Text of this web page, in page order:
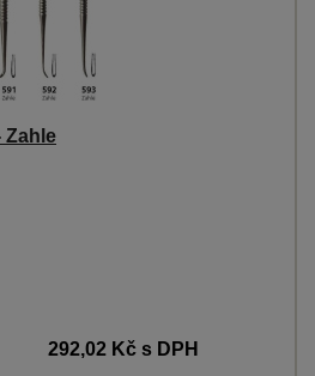
Zahle
292,02 Kčs DPH